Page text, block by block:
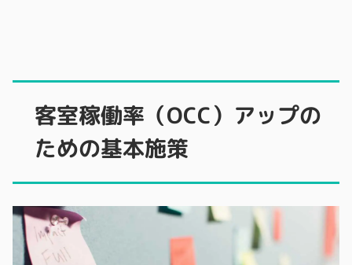
客室稼働率（OCC）アップの
ための基本施策